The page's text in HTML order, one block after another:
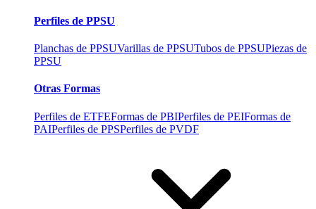
Perfiles de PPSU
Planchas de PPSUVarillas de PPSUTubos de PPSUPiezas de
PPSU
Otras Formas
Perfiles de ETFEFormas de PBIPerfiles de PEIFormas de
PAIPerfiles de PPSPerfiles de PVDF